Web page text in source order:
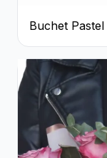
Buchet
Albi